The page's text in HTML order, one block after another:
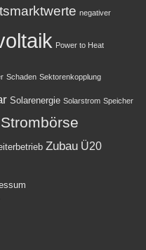
negativer
Power to Heat
Schaden Sektorenkopplung
Solarenergie Solarstrom Speicher
Strombörse
Zubau Ü20